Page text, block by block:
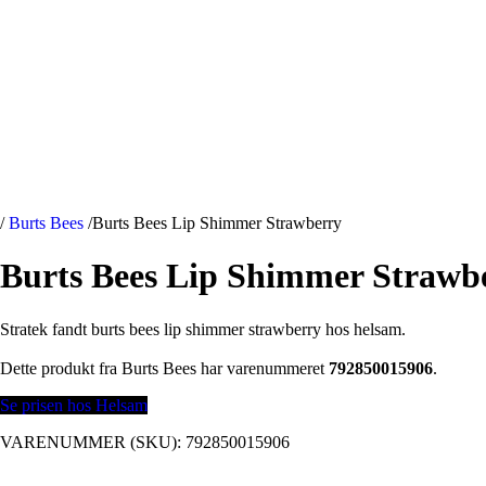
/ Burts Bees /Burts Bees Lip Shimmer Strawberry
Burts Bees Lip Shimmer
Stratek fandt burts bees lip shimmer strawberry hos helsam.
Dette produkt fra Burts Bees har varenummeret 792850015906.
Se prisen hos Helsam
VARENUMMER (SKU): 792850015906